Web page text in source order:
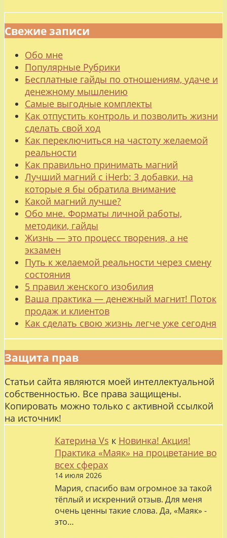
Свежие записи
Обо мне
Популярные Рубрики
Бесплатные гайды по отношениям, удаче и
денежному мышлению
Самые выгодные комплекты
Как отпустить контроль и позволить жизни
сделать свой ход
Как переключиться на частоту желаемой
реальности
Как правильно принимать магний
Лучший магний с iHerb: 3 добавки, на
которые я бы обратила внимание
Какой магний лучше?
Обо мне. Форматы личной работы,
методики, гайды
Жизнь — это процесс творения, а не
экзамен
Путь к желаемой реальности через смену
состояния
5 правил женского изобилия
Ваша практика — денежный магнит! Поток
продаж и клиентов
Как сделать свою жизнь легче уже сегодня
Защита прав
Статьи сайта являются моей интеллектуальной
собственностью. Все права защищены.
Копировать можно только с активной ссылкой
на источник!
Катерина Vs к Новинка! Акция!
Практика «Маяк» на процветание во
всех сферах
14 июля 2026
Мария, спасибо вам огромное за такой
тёплый и искренний отзыв. Для меня
очень ценны такие слова. Да, «Маяк» -
это…